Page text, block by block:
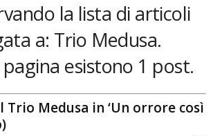
la lista di articoli
a: Trio Medusa.
esistono 1 post.
Trio Medusa in ‘Un orrore così